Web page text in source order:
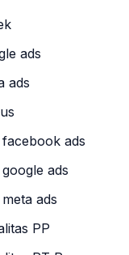
ads
ads
ads
ads
ads
PP